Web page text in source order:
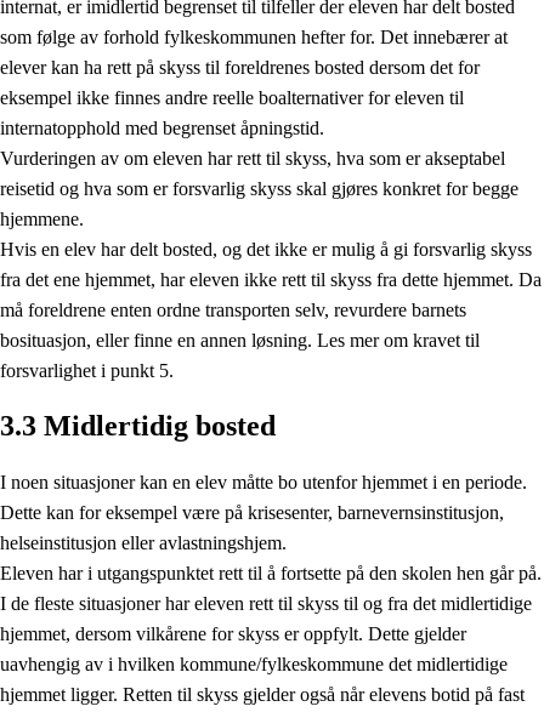
internat, er imidlertid begrenset til tilfeller der eleven har delt bosted
som følge av forhold fylkeskommunen hefter for. Det innebærer at
elever kan ha rett på skyss til foreldrenes bosted dersom det for
eksempel ikke finnes andre reelle boalternativer for eleven til
internatopphold med begrenset åpningstid.
Vurderingen av om eleven har rett til skyss, hva som er akseptabel
reisetid og hva som er forsvarlig skyss skal gjøres konkret for begge
hjemmene.
Hvis en elev har delt bosted, og det ikke er mulig å gi forsvarlig skyss
fra det ene hjemmet, har eleven ikke rett til skyss fra dette hjemmet. Da
må foreldrene enten ordne transporten selv, revurdere barnets
bosituasjon, eller finne en annen løsning. Les mer om kravet til
forsvarlighet i punkt 5.
3.3 Midlertidig bosted
I noen situasjoner kan en elev måtte bo utenfor hjemmet i en periode.
Dette kan for eksempel være på krisesenter, barnevernsinstitusjon,
helseinstitusjon eller avlastningshjem.
Eleven har i utgangspunktet rett til å fortsette på den skolen hen går på.
I de fleste situasjoner har eleven rett til skyss til og fra det midlertidige
hjemmet, dersom vilkårene for skyss er oppfylt. Dette gjelder
uavhengig av i hvilken kommune/fylkeskommune det midlertidige
hjemmet ligger. Retten til skyss gjelder også når elevens botid på fast